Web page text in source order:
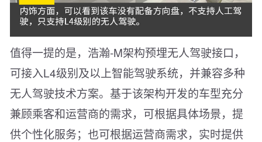
值得一提的是，浩瀚-M架构预埋无人驾驶接口，
可接入L4级别及以上智能驾驶系统，并兼容多种
无人驾驶技术方案。基于该架构开发的车型充分
兼顾乘客和运营商的需求，可根据具体场景，提
供个性化服务；也可根据运营商需求，实时提供